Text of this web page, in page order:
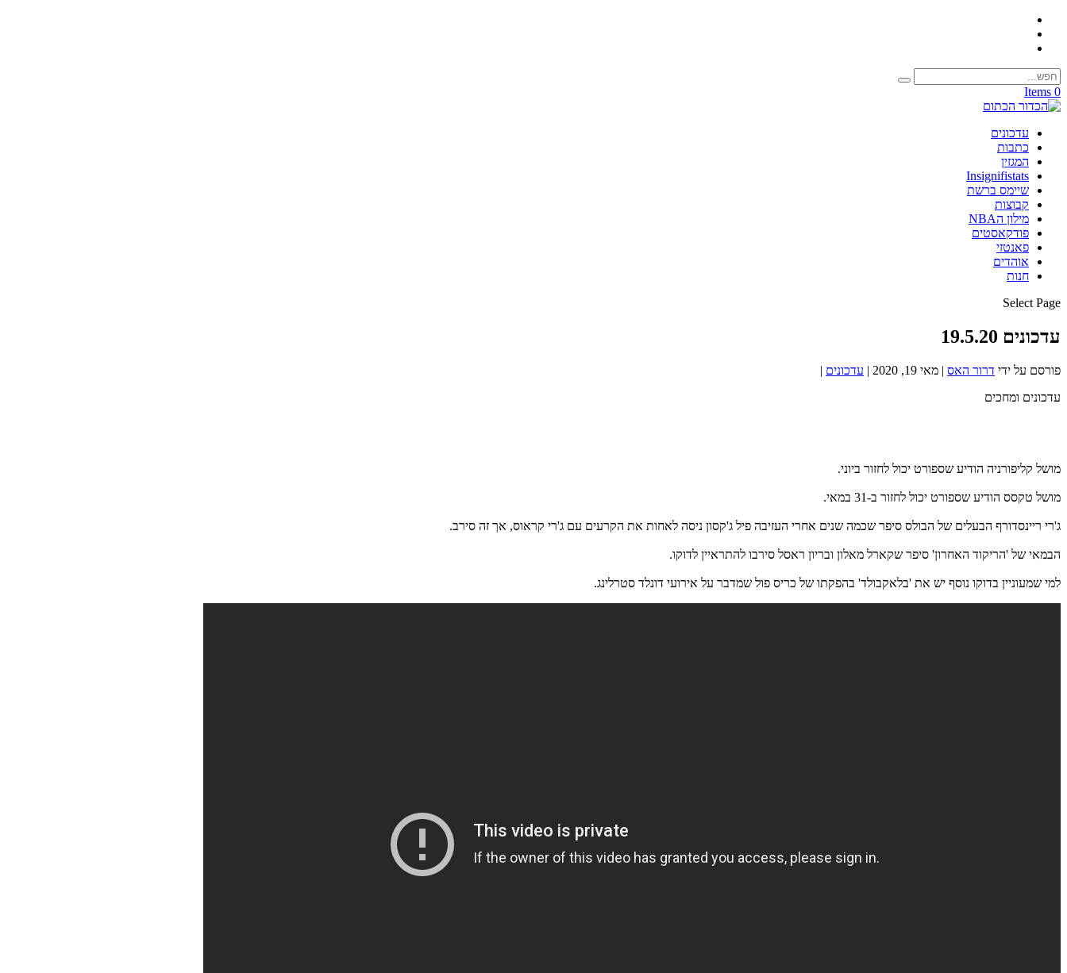
0 Items
עדכונים
כתבות
המגזין
Insignifistats
שיימס ברשת
קבוצות
מילון הNBA
פודקאסטים
פאנטזי
אוהדים
חנות
Select Page
עדכונים 19.5.20
פורסם על ידי דרור האס | מאי 19, 2020 | עדכונים |
עדכונים ומחכים
מושל קליפורניה הודיע שספורט יכול לחזור ביוני.
מושל טקסס הודיע שספורט יכול לחזור ב-31 במאי.
ג'רי ריינסדורף הבעלים של הבולס סיפר שכמה שנים אחרי העזיבה פיל ג'קסון ניסה לאחות את הקרעים עם ג'רי קראוס, אך זה סירב.
הבמאי של 'הריקוד האחרון' סיפר שקארל מאלון ובריון ראסל סירבו להתראיין לדוקו.
למי שמעוניין בדוקו נוסף יש את 'בלאקבולד' בהפקתו של כריס פול שמדבר על אירועי דונלד סטרלינג.